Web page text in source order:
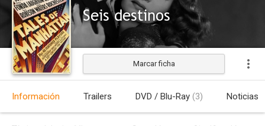
Seis destinos
Estrenada
Marcar ficha
Información Trailers DVD / Blu-Ray (3) Noticias